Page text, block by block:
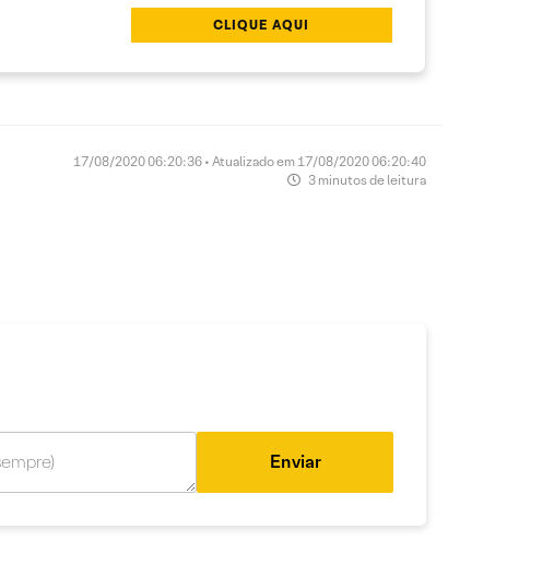
CLIQUE AQUI
17/08/2020 06:20:36 • Atualizado em 17/08/2020 06:20:40
3 minutos de leitura
Enviar